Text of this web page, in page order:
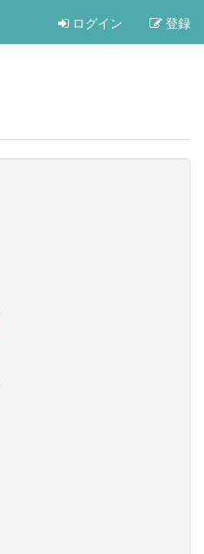
ログイン 登録